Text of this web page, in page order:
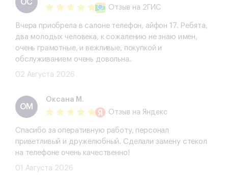
ОС
Отзыв на 2ГИС
Вчера приобрела в салоне телефон, айфон 17. Ребята,
два молодых человека, к сожалению не знаю имен,
очень грамотные, и вежливые, покупкой и
обслуживанием очень довольна.
02 Августа 2026
ОМ
Оксана М.
Отзыв на Яндекс
Спасибо за оперативную работу, персонал
приветливый и дружелюбный. Сделали замену стекол
на телефоне очень качественно!
01 Августа 2026